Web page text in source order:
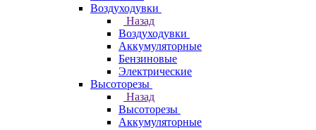
Воздуходувки
Назад
Воздуходувки
Аккумуляторные
Бензиновые
Электрические
Высоторезы
Назад
Высоторезы
Аккумуляторные